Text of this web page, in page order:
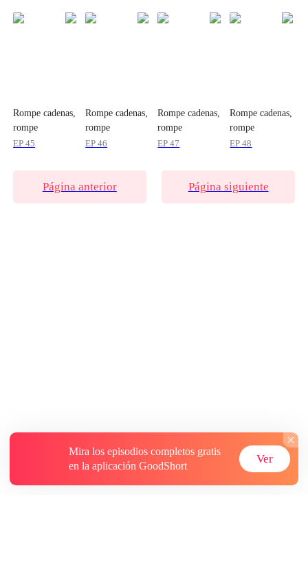
Rompe cadenas,
rompe
corazones
EP 45
Rompe cadenas,
rompe
corazones
EP 46
Rompe cadenas,
rompe
corazones
EP 47
Rompe cadenas,
rompe
corazones
EP 48
Página anterior Página siguiente
Mira los episodios completos gratis
en la aplicación GoodShort
Ver